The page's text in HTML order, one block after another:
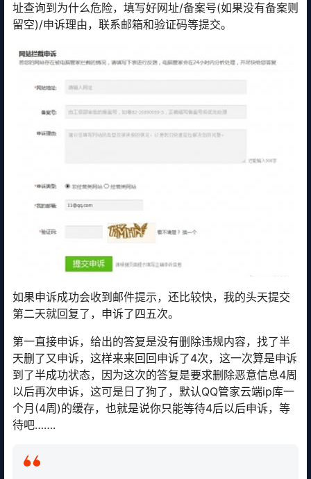
址查询到为什么危险，填写好网址/备案号(如果没有备案则
留空)/申诉理由，联系邮箱和验证码等提交。
如果申诉成功会收到邮件提示，还比较快，我的头天提交
第二天就回复了，申诉了四五次。
第一直接申诉，给出的答复是没有删除违规内容，找了半
天删了又申诉，这样来来回回申诉了4次，这一次算是申诉
到了半成功状态，因为这次的答复是要求删除恶意信息4周
以后再次申诉，这可是日了狗了，默认QQ管家云端ip库一
个月(4周)的缓存，也就是说你只能等待4后以后申诉，等
待吧…….